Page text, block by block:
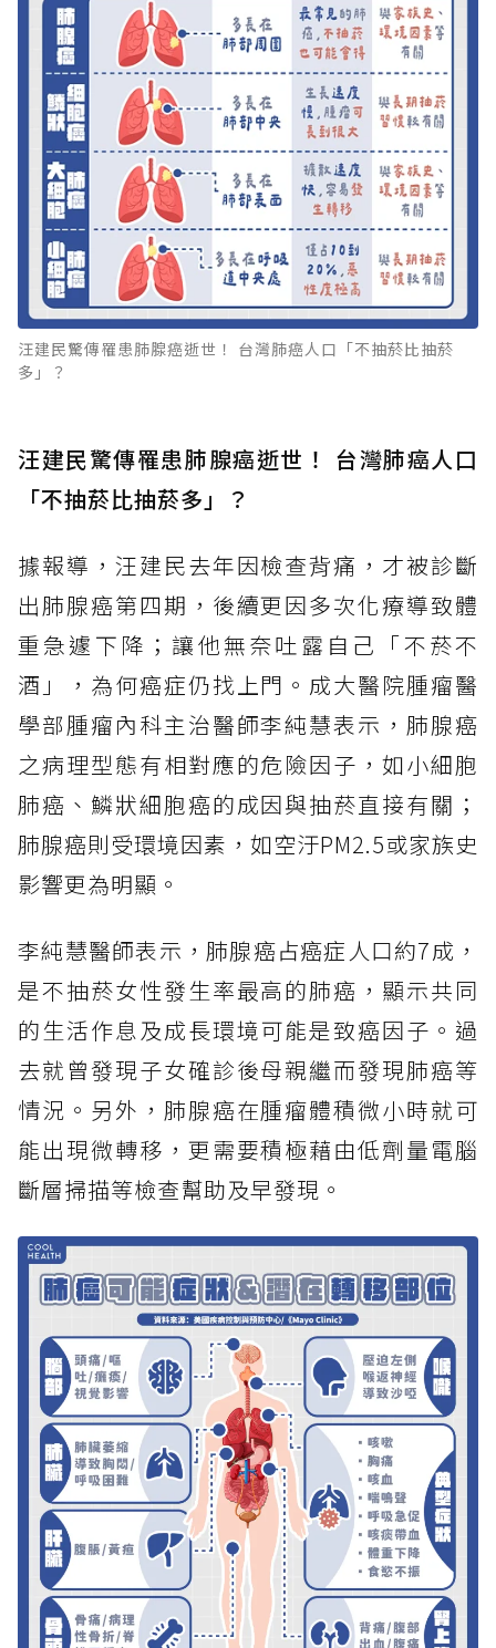
汪建民驚傳罹患肺腺癌逝世！ 台灣肺癌人口「不抽菸比抽菸
多」？
汪建民驚傳罹患肺腺癌逝世！ 台灣肺癌人口
「不抽菸比抽菸多」？
據報導，汪建民去年因檢查背痛，才被診斷
出肺腺癌第四期，後續更因多次化療導致體
重急遽下降；讓他無奈吐露自己「不菸不
酒」，為何癌症仍找上門。成大醫院腫瘤醫
學部腫瘤內科主治醫師李純慧表示，肺腺癌
之病理型態有相對應的危險因子，如小細胞
肺癌、鱗狀細胞癌的成因與抽菸直接有關；
肺腺癌則受環境因素，如空汙PM2.5或家族史
影響更為明顯。
李純慧醫師表示，肺腺癌占癌症人口約7成，
是不抽菸女性發生率最高的肺癌，顯示共同
的生活作息及成長環境可能是致癌因子。過
去就曾發現子女確診後母親繼而發現肺癌等
情況。另外，肺腺癌在腫瘤體積微小時就可
能出現微轉移，更需要積極藉由低劑量電腦
斷層掃描等檢查幫助及早發現。